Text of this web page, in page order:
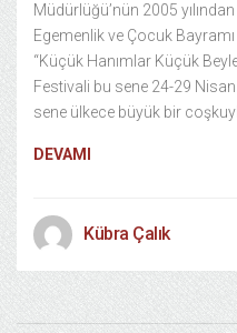
Müdürlüğü’nün 2005
Egemenlik ve Çocuk
“Küçük Hanımlar Küçük
Festivali bu sene 24-29
sene ülkece büyük bir
DEVAMI
Kübra Çalık